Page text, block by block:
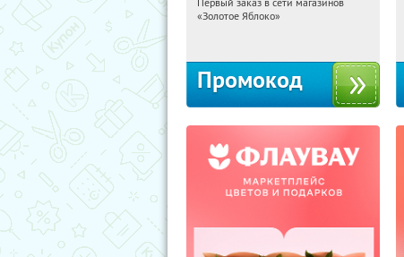
22:45:33
Получи первым!
«Золотое Яблоко»
Промокод